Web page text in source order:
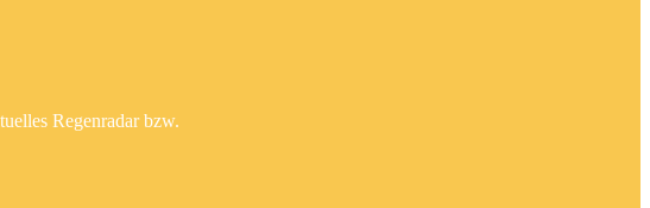
Regenradar bzw.